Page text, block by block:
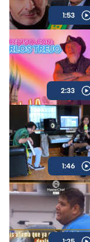
1:53
2:33
1:46